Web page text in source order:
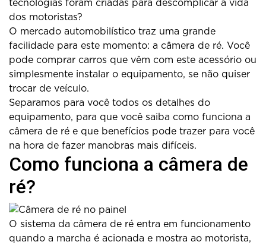
tecnologias foram criadas para descomplicar a vida
dos motoristas?
O mercado automobilístico traz uma grande
facilidade para este momento: a câmera de ré. Você
pode comprar carros que vêm com este acessório ou
simplesmente instalar o equipamento, se não quiser
trocar de veículo.
Separamos para você todos os detalhes do
equipamento, para que você saiba como funciona a
câmera de ré e que benefícios pode trazer para você
na hora de fazer manobras mais difíceis.
Como funciona a câmera de
ré?
O sistema da câmera de ré entra em funcionamento
quando a marcha é acionada e mostra ao motorista,